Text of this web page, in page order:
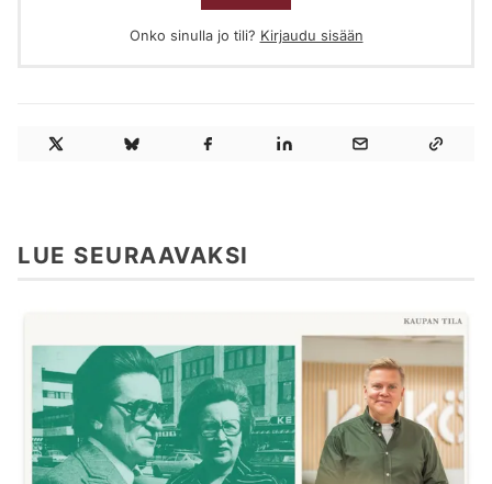
Onko sinulla jo tili? Kirjaudu sisään
LUE SEURAAVAKSI